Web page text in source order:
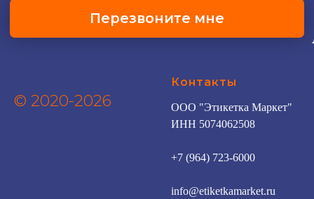
© 2020-2026
Контакты
ООО "Этикетка Маркет"
ИНН 5074062508
+7 (964) 723-6000
info@etiketkamarket.ru